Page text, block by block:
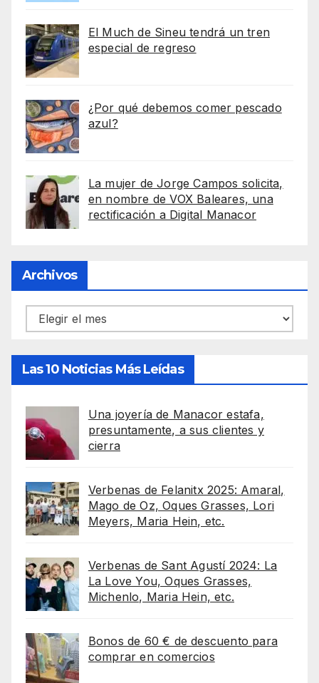
El Much de Sineu tendrá un tren
especial de regreso
¿Por qué debemos comer pescado
azul?
La mujer de Jorge Campos solicita,
en nombre de VOX Baleares, una
rectificación a Digital Manacor
Archivos
Archivos
Las 10 Noticias Más Leídas
Una joyería de Manacor estafa,
presuntamente, a sus clientes y
cierra
Verbenas de Felanitx 2025: Amaral,
Mago de Oz, Oques Grasses, Lori
Meyers, Maria Hein, etc.
Verbenas de Sant Agustí 2024: La
La Love You, Oques Grasses,
Michenlo, Maria Hein, etc.
Bonos de 60 € de descuento para
comprar en comercios